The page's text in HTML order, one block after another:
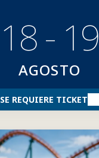
18 - 19
AGOSTO
SE REQUIERE TICKET